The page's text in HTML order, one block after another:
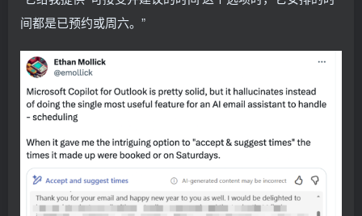
间都是已预约或周六。”